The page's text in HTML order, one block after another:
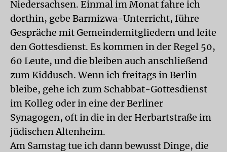
Niedersachsen. Einmal im Monat fahre ich
dorthin, gebe Barmizwa-Unterricht, führe
Gespräche mit Gemeindemitgliedern und leite
den Gottesdienst. Es kommen in der Regel 50,
60 Leute, und die bleiben auch anschließend
zum Kiddusch. Wenn ich freitags in Berlin
bleibe, gehe ich zum Schabbat-Gottesdienst
im Kolleg oder in eine der Berliner
Synagogen, oft in die in der Herbartstraße im
jüdischen Altenheim.
Am Samstag tue ich dann bewusst Dinge, die